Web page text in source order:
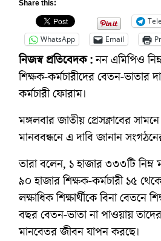
Share this:
WhatsApp
Email
নিজস্ব প্রতিবেদক :নন এমিপিও
শিক্ষক-কর্মচারীদের বেতন-ভাতার
কর্মচারী ফোরাম।
মঙ্গলবার জাতীয় প্রেসক্লাবের
মানববন্ধনে এ দাবি জানান
তারা বলেন, ১ হাজার ৩৩৩টি নিম্ন
৯০ হাজার শিক্ষক-কর্মচারী ১৫
লক্ষাধিক শিক্ষার্থীকে বিনা বেতনে
বছর বেতন-ভাতা না পাওয়ায়
মানবেতর জীবন যাপন করছে।